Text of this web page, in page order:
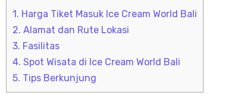
1. Harga Tiket Masuk Ice Cream World Bali
2. Alamat dan Rute Lokasi
3. Fasilitas
4. Spot Wisata di Ice Cream World Bali
5. Tips Berkunjung